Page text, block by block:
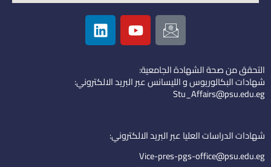
I
c
o
n
-
e
i
l
Y
o
u
u
b
L
i
n
e
d
التحقق من صحة الشهادة الجامعية:
شهادات البكالوريوس و الليسانس عبر البريد الالكتروني:
Stu_Affairs@psu.edu.eg
شهادات الدراسات العليا عبر البريد الالكتروني:
Vice-pres-pgs-office@psu.edu.eg